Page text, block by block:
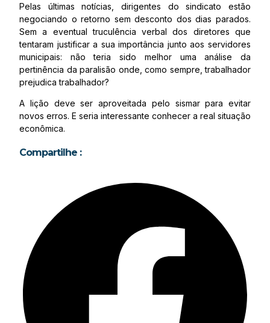
Pelas últimas notícias, dirigentes do sindicato estão
negociando o retorno sem desconto dos dias parados.
Sem a eventual truculência verbal dos diretores que
tentaram justificar a sua importância junto aos servidores
municipais: não teria sido melhor uma análise da
pertinência da paralisão onde, como sempre, trabalhador
prejudica trabalhador?
A lição deve ser aproveitada pelo sismar para evitar
novos erros. E seria interessante conhecer a real situação
econômica.
Compartilhe :